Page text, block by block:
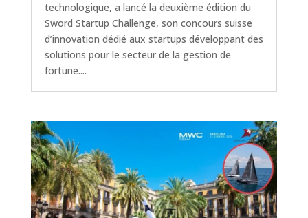
technologique, a lancé la deuxième édition du
Sword Startup Challenge, son concours suisse
d’innovation dédié aux startups développant des
solutions pour le secteur de la gestion de
fortune....